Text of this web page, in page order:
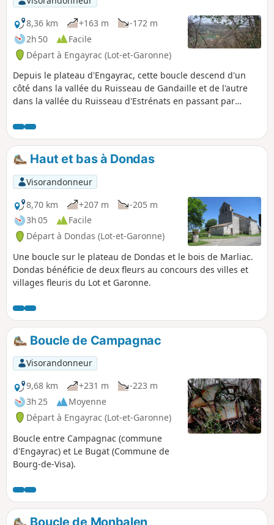
8,36 km
+163 m
-172 m
2h 50
Facile
Départ à Engayrac (Lot-et-Garonne)
Depuis le plateau d'Engayrac, cette boucle descend d'un
côté dans la vallée du Ruisseau de Gandaille et de l'autre
dans la vallée du Ruisseau d'Estrénats en passant par
Haut et bas à Dondas
Visorandonneur
8,70 km
+207 m
-205 m
3h 05
Facile
Départ à Dondas (Lot-et-Garonne)
Une boucle sur le plateau de Dondas et le bois de Marliac.
Dondas bénéficie de deux fleurs au concours des villes et
villages fleuris du Lot et Garonne.
Boucle de Campagnac
Visorandonneur
9,68 km
+231 m
-223 m
3h 25
Moyenne
Départ à Engayrac (Lot-et-Garonne)
Boucle entre Campagnac (commune
d'Engayrac) et Le Bugat (Commune de
Bourg-de-Visa).
Boucle de Monbalen